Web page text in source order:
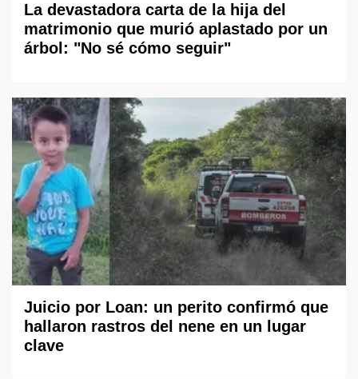
La devastadora carta de la hija del
matrimonio que murió aplastado por un
árbol: "No sé cómo seguir"
Juicio por Loan: un perito confirmó que
hallaron rastros del nene en un lugar
clave